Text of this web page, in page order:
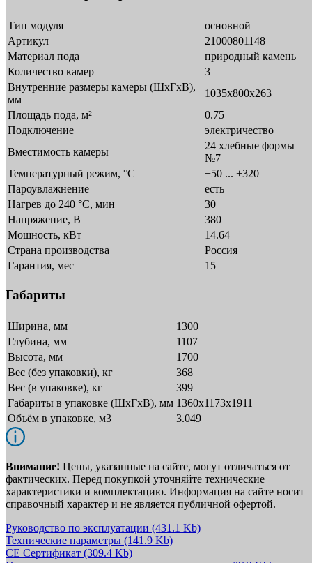
Тип модуля
основной
Артикул
21000801148
Материал пода
природный камень
Количество камер
3
Внутренние размеры камеры (ШхГхВ),
мм
1035х800х263
Площадь пода, м²
0.75
Подключение
электричество
Вместимость камеры
24 хлебные формы
№7
Температурный режим, °C
+50 ... +320
Пароувлажнение
есть
Нагрев до 240 °C, мин
30
Напряжение, В
380
Мощность, кВт
14.64
Страна производства
Россия
Гарантия, мес
15
Габариты
Ширина, мм
1300
Глубина, мм
1107
Высота, мм
1700
Вес (без упаковки), кг
368
Вес (в упаковке), кг
399
Габариты в упаковке (ШxГxВ), мм 1360х1173х1911
Объём в упаковке, м3
3.049
Внимание! Цены, указанные на сайте, могут отличаться от
фактических. Перед покупкой уточняйте технические
характеристики и комплектацию. Информация на сайте носит
справочный характер и не является публичной офертой.
Руководство по эксплуатации (431.1 Kb)
Технические параметры (141.9 Kb)
CE Сертификат (309.4 Kb)